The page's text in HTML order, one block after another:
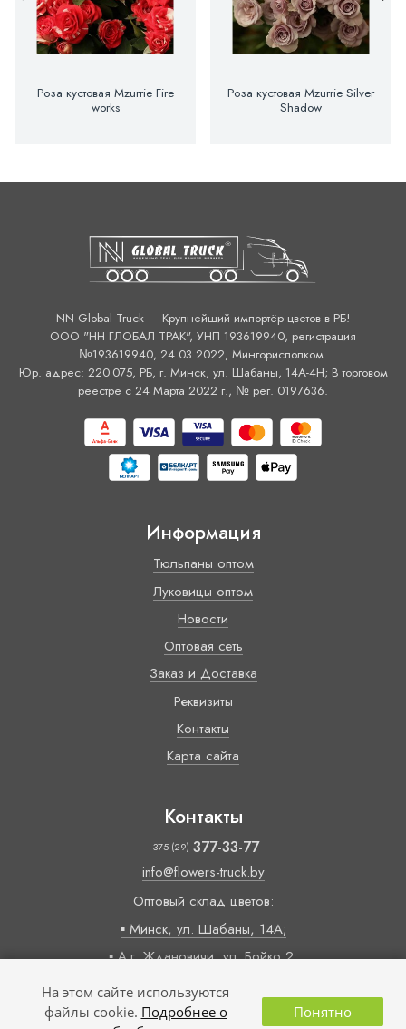
Роза кустовая Mzurrie Fire
works
Роза кустовая Mzurrie Silver
Shadow
NN Global Truck — Крупнейший импортёр цветов в РБ!
ООО "НН ГЛОБАЛ ТРАК", УНП 193619940, регистрация
№193619940, 24.03.2022, Мингорисполком.
Юр. адрес: 220 075, РБ, г. Минск, ул. Шабаны, 14А-4H; В торговом
реестре с 24 Марта 2022 г., № рег. 0197636.
Информация
Тюльпаны оптом
Луковицы оптом
Новости
Оптовая сеть
Заказ и Доставка
Реквизиты
Контакты
Карта сайта
Контакты
+375 (29) 377-33-77
info@flowers-truck.by
Оптовый склад цветов:
▪ Минск, ул. Шабаны, 14А;
▪ А.г. Ждановичи, ул. Бойко 2;
09:00 — 18:00 (пн-пт)
На этом сайте используются
файлы cookie. Подробнее о
Понятно